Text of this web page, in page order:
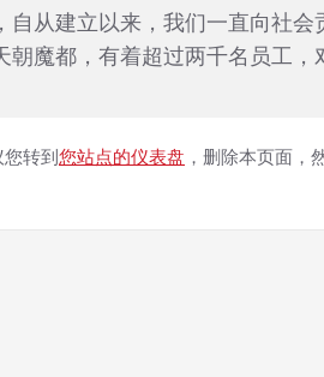
从建立以来，我们一直向社会
魔都，有着超过两千名员工，
转到您站点的仪表盘 ，删除本页面，